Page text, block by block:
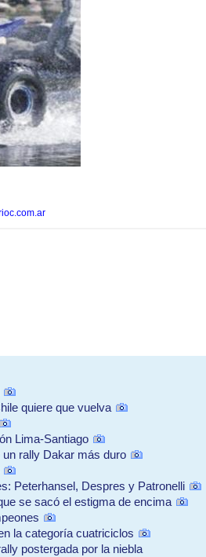
quiere que vuelva
Lima-Santiago
rally Dakar más duro
Peterhansel, Despres y Patronelli
se sacó el estigma de encima
la categoría cuatriciclos
postergada por la niebla